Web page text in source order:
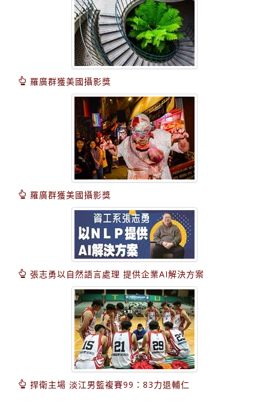
羅廣群獲美國攝影獎
羅廣群獲美國攝影獎
張志勇以自然語言處理 提供企業AI解決方案
捍衛主場 淡江男籃複賽99：83力退輔仁